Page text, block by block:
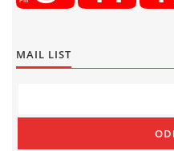
MAIL LIST